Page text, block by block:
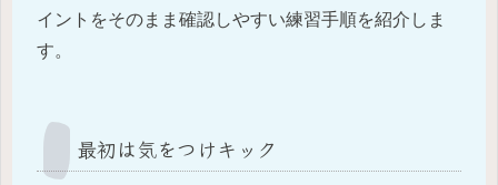
イントをそのまま確認しやすい練習手順を紹介しま
す。
最初は気をつけキック